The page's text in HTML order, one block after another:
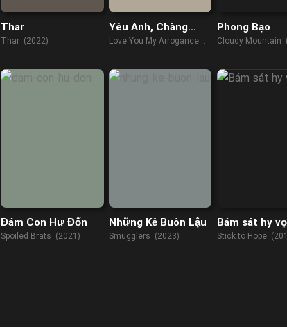
Thar
Thar (2022)
Yêu Anh, Chàng
Kiêu Kỳ
Love You My Arrogance
Phong Bạo
Cloudy Mountain
Đám Con Hư Đốn
Spoiled Brats (2021)
Những Kẻ Buôn Lậu
Smugglers (2023)
Bám sát hy
Stick to Hope